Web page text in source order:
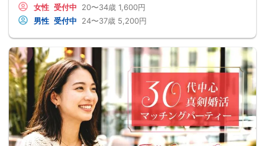
女性 受付中 20〜34歳 1,600円
男性 受付中 24〜37歳 5,200円